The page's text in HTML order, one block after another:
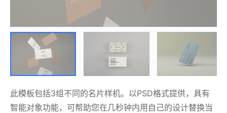
此模板包括3组不同的名片样机。以PSD格式提供，具有
智能对象功能，可帮助您在几秒钟内用自己的设计替换当